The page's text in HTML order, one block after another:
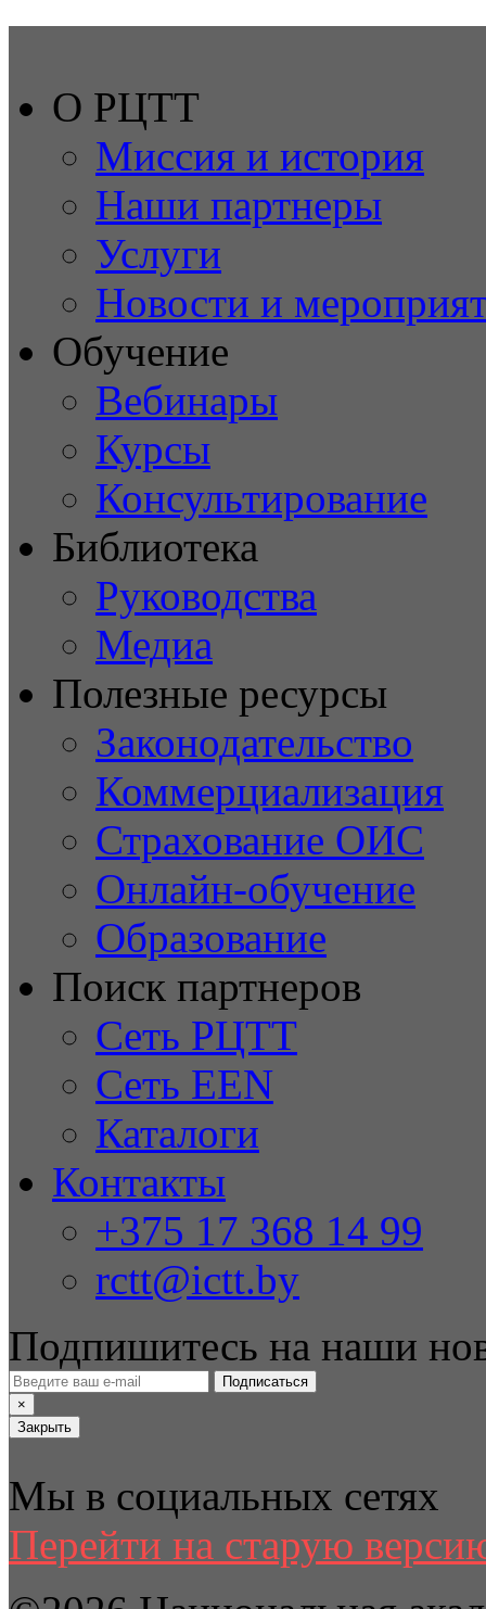
О РЦТТ
Миссия и история
Наши партнеры
Услуги
Новости и
Обучение
Вебинары
Курсы
Консультирование
Библиотека
Руководства
Медиа
Полезные ресурсы
Законодательство
Коммерциализация
Страхование ОИС
Онлайн-обучение
Образование
Поиск партнеров
Сеть РЦТТ
Сеть EEN
Каталоги
Контакты
+375 17 368 14 99
rctt@ictt.by
Подпишитесь на наши
Подписаться
×
Закрыть
Мы в социальных сетях
Перейти на старую